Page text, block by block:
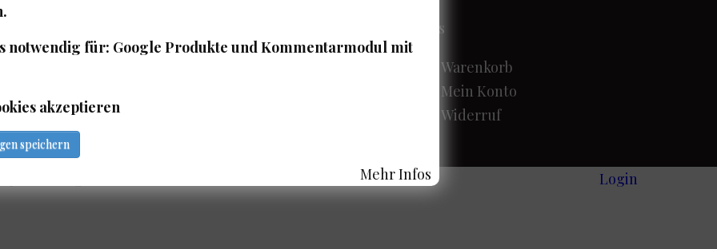
Links
Warenkorb
Mein Konto
Widerruf
Login
notwendig für: Google Produkte und Kommentarmodul mit
akzeptieren
speichern
Mehr Infos